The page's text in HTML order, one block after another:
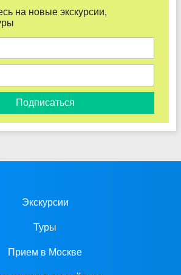
на новые экскурсии,
Подписаться
Экскурсии
Туры
Прием в Москве